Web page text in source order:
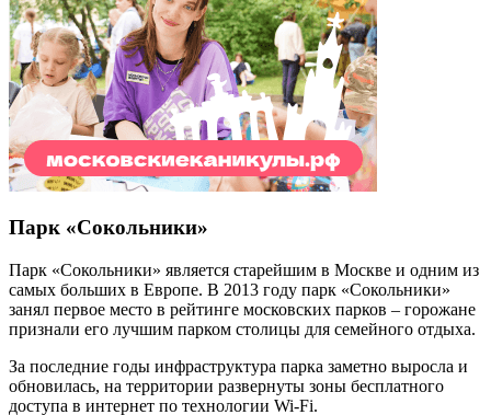
Парк «Сокольники»
Парк «Сокольники» является старейшим в Москве и одним из
самых больших в Европе. В 2013 году парк «Сокольники»
занял первое место в рейтинге московских парков – горожане
признали его лучшим парком столицы для семейного отдыха.
За последние годы инфраструктура парка заметно выросла и
обновилась, на территории развернуты зоны бесплатного
доступа в интернет по технологии Wi-Fi.